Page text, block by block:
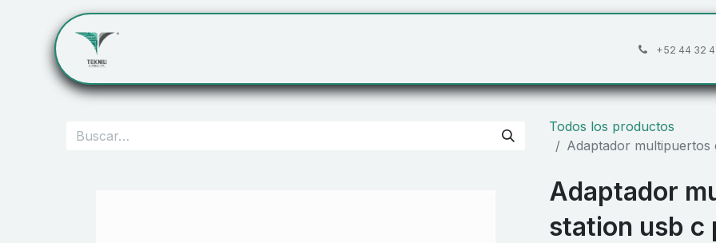
+52 44 32
Todos los productos
Adaptador
Adaptador
station usb c